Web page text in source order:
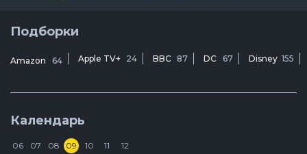
Подборки
Amazon 64 Apple TV+ 24 BBC 87 DC 67 Disney 155
Календарь
06 07 08 09 10 11 12